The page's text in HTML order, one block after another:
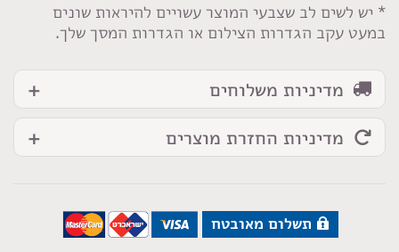
* יש לשים לב שצבעי המוצר עשויים להיראות שונים
במעט עקב הגדרות הצילום או הגדרות המסך שלך.
מדיניות משלוחים
מדיניות החזרת מוצרים
תשלום מאובטח